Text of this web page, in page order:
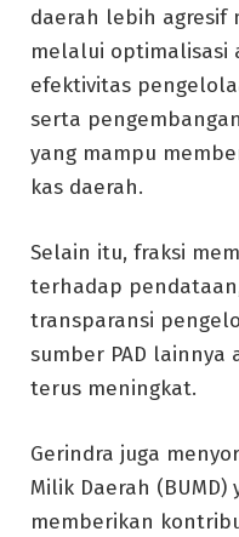
daerah lebih agresif
melalui optimalisasi
efektivitas
serta
yang mampu
kas daerah.
Selain itu, fraksi
terhadap
transparansi
sumber PAD lainnya
terus meningkat.
Gerindra juga
Milik Daerah
memberikan